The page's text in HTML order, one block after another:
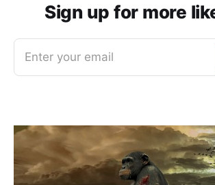
Sign up for more
Enter your email